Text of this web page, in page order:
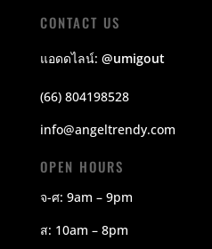
CONTACT US
แอดดไลน์: @umigout
(66) 804198528
info@angeltrendy.com
OPEN HOURS
จ-ศ: 9am – 9pm
ส: 10am – 8pm